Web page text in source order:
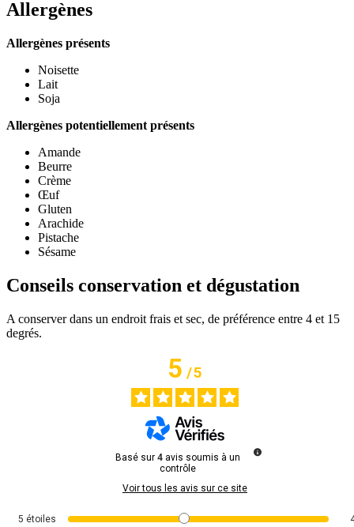
Allergènes
Allergènes présents
Noisette
Lait
Soja
Allergènes potentiellement présents
Amande
Beurre
Crème
Œuf
Gluten
Arachide
Pistache
Sésame
Conseils conservation et dégustation
A conserver dans un endroit frais et sec, de préférence entre 4 et 15
degrés.
5/5
Basé sur 4 avis soumis à un
contrôle
Voir tous les avis sur ce site
5 étoiles